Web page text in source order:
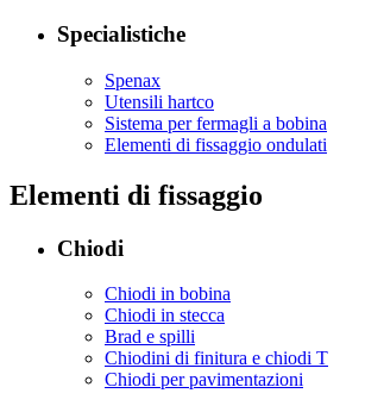
Specialistiche
Spenax
Utensili hartco
Sistema per fermagli a bobina
Elementi di fissaggio ondulati
Elementi di fissaggio
Chiodi
Chiodi in bobina
Chiodi in stecca
Brad e spilli
Chiodini di finitura e chiodi T
Chiodi per pavimentazioni